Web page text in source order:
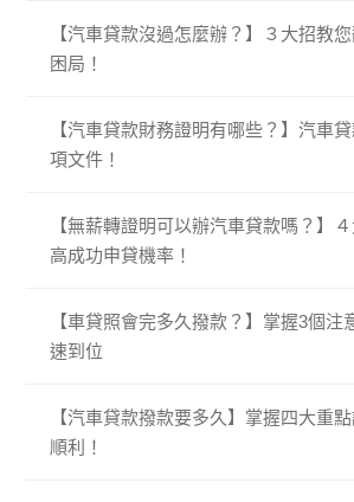
【汽車貸款沒過怎麼辦？】３大招教
困局！
【汽車貸款財務證明有哪些？】汽車
項文件！
【無薪轉證明可以辦汽車貸款嗎？】
高成功申貸機率！
【車貸照會完多久撥款？】掌握3個注
速到位
【汽車貸款撥款要多久】掌握四大重
順利！